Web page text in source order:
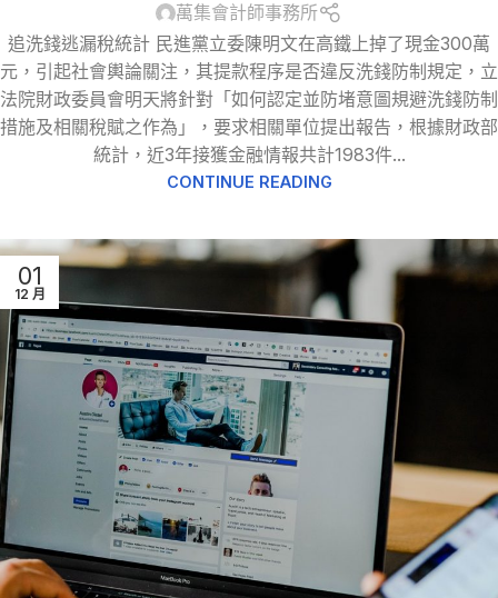
萬集會計師事務所
追洗錢逃漏稅統計 民進黨立委陳明文在高鐵上掉了現金300萬
元，引起社會輿論關注，其提款程序是否違反洗錢防制規定，立
法院財政委員會明天將針對「如何認定並防堵意圖規避洗錢防制
措施及相關稅賦之作為」，要求相關單位提出報告，根據財政部
統計，近3年接獲金融情報共計1983件...
CONTINUE READING
01
12 月